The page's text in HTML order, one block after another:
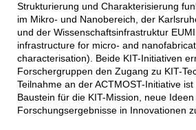
Strukturierung und Charakterisierung
im Mikro- und Nanobereich, der
und der Wissenschaftsinfrastruktur
infrastructure for micro- and
characterisation). Beide KIT-Initiativen
Forschergruppen den Zugang zu KIT-
Teilnahme an der ACTMOST-Initiative
Baustein für die KIT-Mission, neue Ideen
Forschungsergebnisse in Innovationen